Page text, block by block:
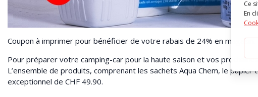
Coupon à imprimer pour bénéficier de votre rabais de 24% en magasin.
Pour préparer votre camping-car pour la haute saison et vos
L’ensemble de produits, comprenant les sachets Aqua Chem, le
exceptionnel de CHF 49.90.